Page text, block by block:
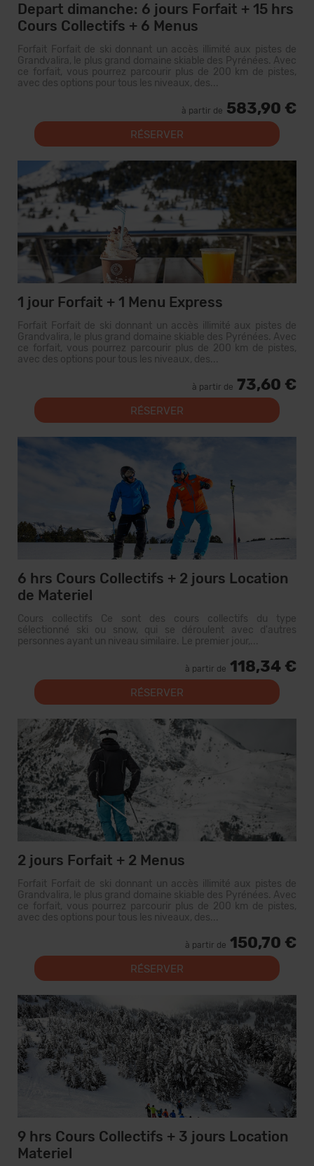
Depart dimanche: 6 jours Forfait + 15 hrs
Cours Collectifs + 6 Menus
Forfait Forfait de ski donnant un accès illimité aux pistes de
Grandvalira, le plus grand domaine skiable des Pyrénées. Avec
ce forfait, vous pourrez parcourir plus de 200 km de pistes,
avec des options pour tous les niveaux, des...
à partir de 583,90 €
RÉSERVER
1 jour Forfait + 1 Menu Express
Forfait Forfait de ski donnant un accès illimité aux pistes de
Grandvalira, le plus grand domaine skiable des Pyrénées. Avec
ce forfait, vous pourrez parcourir plus de 200 km de pistes,
avec des options pour tous les niveaux, des...
à partir de 73,60 €
RÉSERVER
6 hrs Cours Collectifs + 2 jours Location
de Materiel
Cours collectifs Ce sont des cours collectifs du type
sélectionné ski ou snow, qui se déroulent avec d'autres
personnes ayant un niveau similaire. Le premier jour,...
à partir de 118,34 €
RÉSERVER
2 jours Forfait + 2 Menus
Forfait Forfait de ski donnant un accès illimité aux pistes de
Grandvalira, le plus grand domaine skiable des Pyrénées. Avec
ce forfait, vous pourrez parcourir plus de 200 km de pistes,
avec des options pour tous les niveaux, des...
à partir de 150,70 €
RÉSERVER
9 hrs Cours Collectifs + 3 jours Location
Materiel